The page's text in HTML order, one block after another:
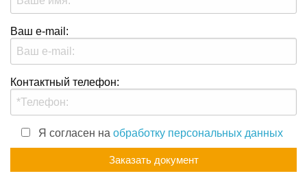
Ваш e-mail:
Контактный телефон:
Я согласен на обработку персональных данных